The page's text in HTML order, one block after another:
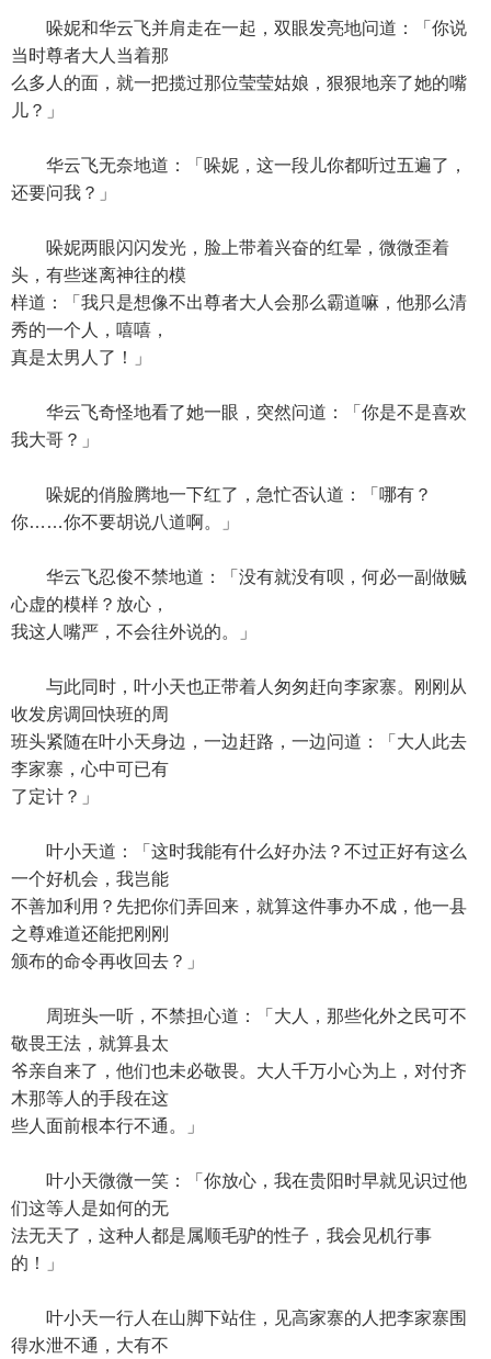
哚妮和华云飞并肩走在一起，双眼发亮地问道：「你说
当时尊者大人当着那
么多人的面，就一把揽过那位莹莹姑娘，狠狠地亲了她的嘴
儿？」
华云飞无奈地道：「哚妮，这一段儿你都听过五遍了，
还要问我？」
哚妮两眼闪闪发光，脸上带着兴奋的红晕，微微歪着
头，有些迷离神往的模
样道：「我只是想像不出尊者大人会那么霸道嘛，他那么清
秀的一个人，嘻嘻，
真是太男人了！」
华云飞奇怪地看了她一眼，突然问道：「你是不是喜欢
我大哥？」
哚妮的俏脸腾地一下红了，急忙否认道：「哪有？
你……你不要胡说八道啊。」
华云飞忍俊不禁地道：「没有就没有呗，何必一副做贼
心虚的模样？放心，
我这人嘴严，不会往外说的。」
与此同时，叶小天也正带着人匆匆赶向李家寨。刚刚从
收发房调回快班的周
班头紧随在叶小天身边，一边赶路，一边问道：「大人此去
李家寨，心中可已有
了定计？」
叶小天道：「这时我能有什么好办法？不过正好有这么
一个好机会，我岂能
不善加利用？先把你们弄回来，就算这件事办不成，他一县
之尊难道还能把刚刚
颁布的命令再收回去？」
周班头一听，不禁担心道：「大人，那些化外之民可不
敬畏王法，就算县太
爷亲自来了，他们也未必敬畏。大人千万小心为上，对付齐
木那等人的手段在这
些人面前根本行不通。」
叶小天微微一笑：「你放心，我在贵阳时早就见识过他
们这等人是如何的无
法无天了，这种人都是属顺毛驴的性子，我会见机行事
的！」
叶小天一行人在山脚下站住，见高家寨的人把李家寨围
得水泄不通，大有不